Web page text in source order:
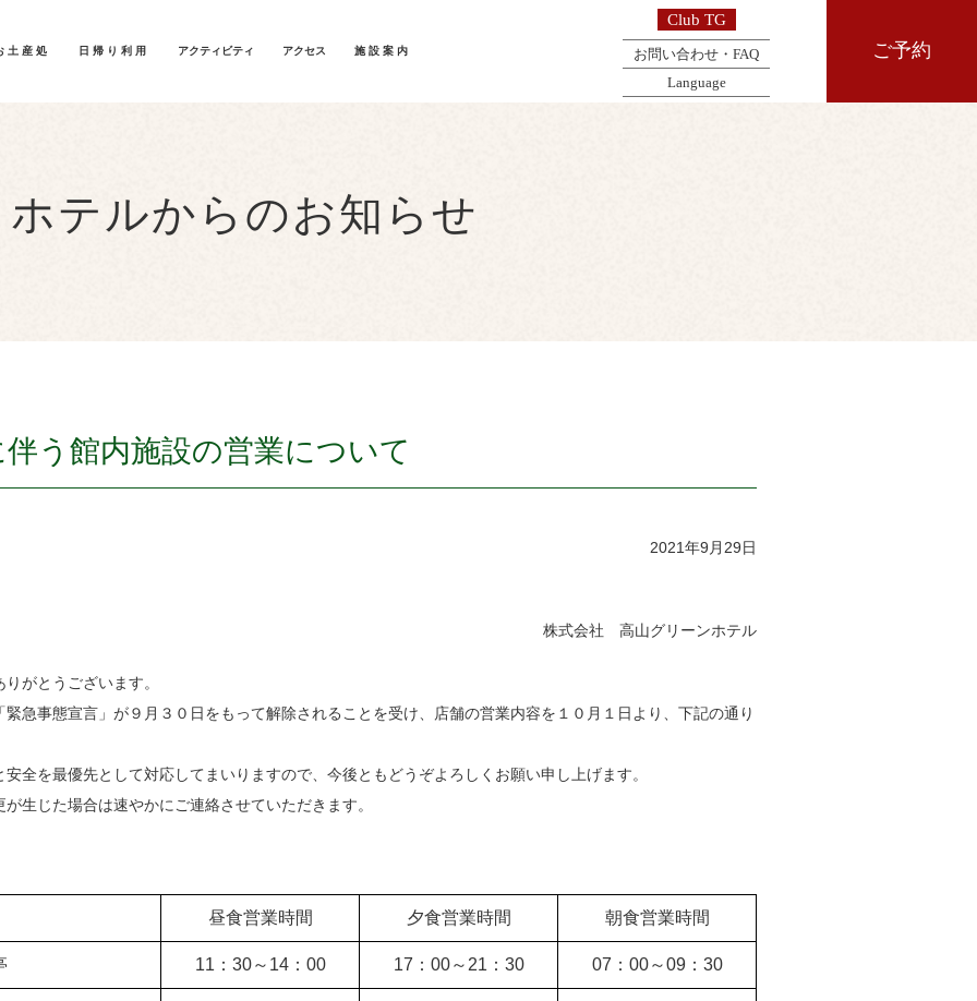
土産処 日帰り利用 アクティビティ アクセス 施設案内
Club TG
お問い合わせ・FAQ
Language
ご予約
ホテルからのお知らせ
う館内施設の営業について
2021年9月29日
株式会社 高山グリーンホテル
がとうございます。
急事態宣言」が９月３０日をもって解除されることを受け、店舗の営業内容を１０月１日より、下記の通り
全を最優先として対応してまいりますので、今後ともどうぞよろしくお願い申し上げます。
が生じた場合は速やかにご連絡させていただきます。
昼食営業時間 夕食営業時間 朝食営業時間
11：30～ 14：00 17：00～ 21：30 07：00～09：30